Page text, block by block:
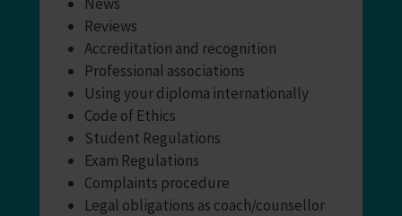
Reviews
Accreditation and recognition
Professional associations
Using your diploma internationally
Code of Ethics
Student Regulations
Exam Regulations
Complaints procedure
Legal obligations as coach/counsellor